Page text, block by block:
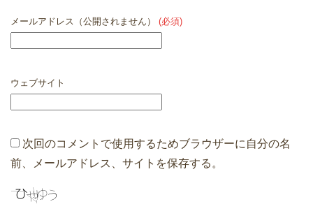
メールアドレス（公開されません） (必須)
ウェブサイト
次回のコメントで使用するためブラウザーに自分の名
前、メールアドレス、サイトを保存する。